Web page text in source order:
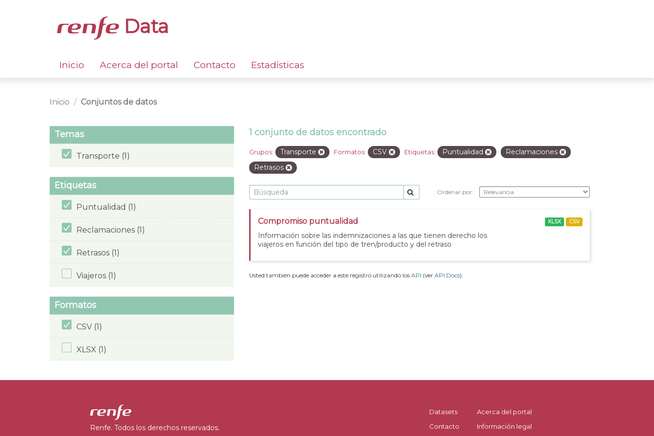
Data
Inicio Acerca del portal Contacto Estadísticas
Inicio Conjuntos de datos
Temas
Transporte (1)
Etiquetas
Puntualidad (1)
Reclamaciones (1)
Retrasos (1)
Viajeros (1)
Formatos
CSV (1)
XLSX (1)
1 conjunto de datos encontrado
Grupos: Transporte Formatos: CSV Etiquetas: Puntualidad
Reclamaciones
Retrasos
Ordenar por
Compromiso puntualidad
Información sobre las indemnizaciones a las que tienen derecho los
viajeros en función del tipo de tren/producto y del retraso
XLSX CSV
Usted también puede acceder a este registro utilizando los API (ver API Docs).
Renfe. Todos los derechos reservados.
Datasets
Contacto
Acerca del portal
Información legal